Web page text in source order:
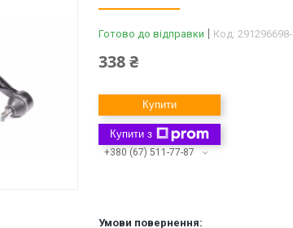
Готово до відправки Код:
338 ₴
Купити
Купити з
+380 (67) 511-77-87